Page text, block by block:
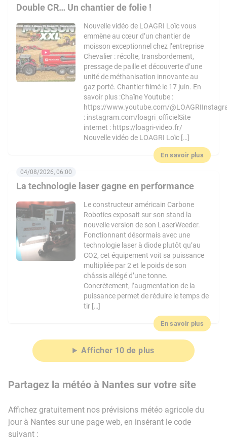
Double CR… Un chantier de folie !
Nouvelle vidéo de LOAGRI Loïc vous
emmène au cœur d’un chantier de
moisson exceptionnel chez l’entreprise
Chevalier : récolte, transbordement,
pressage de paille et découverte d’une
unité de méthanisation innovante au
gaz porté. Chantier filmé le 17 juin. En
savoir plus :Chaîne Youtube :
https://www.youtube.com/
: instagram.com/loagri_officielSite
internet : https://loagri-video.fr/
Nouvelle vidéo de LOAGRI Loïc […]
En savoir plus
La technologie laser gagne en performance
04/08/2026, 06:00
Le constructeur américain Carbone
Robotics exposait sur son stand la
nouvelle version de son LaserWeeder.
Fonctionnant désormais avec une
technologie laser à diode plutôt qu’au
CO2, cet équipement voit sa puissance
multipliée par 2 et le poids de son
châssis allégé d’une tonne.
Concrètement, l’augmentation de la
puissance permet de réduire le temps de
tir […]
En savoir plus
Afficher 10 de plus
Partagez la météo à Nantes sur votre site
Affichez gratuitement nos prévisions météo agricole du
jour à Nantes sur une page web, en insérant le code
suivant :